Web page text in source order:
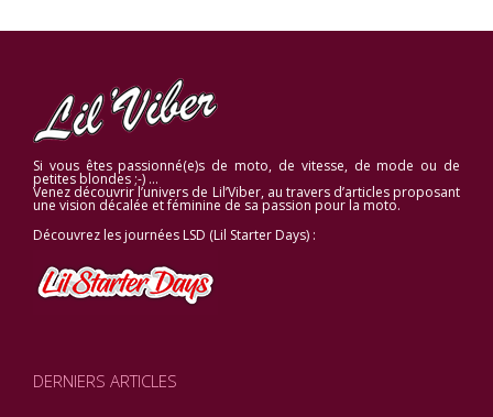
Si vous êtes passionné(e)s de moto, de vitesse, de mode ou de
petites blondes ;-) …
Venez découvrir l’univers de Lil’Viber, au travers d’articles proposant
une vision décalée et féminine de sa passion pour la moto.
Découvrez les journées LSD (Lil Starter Days) :
DERNIERS ARTICLES